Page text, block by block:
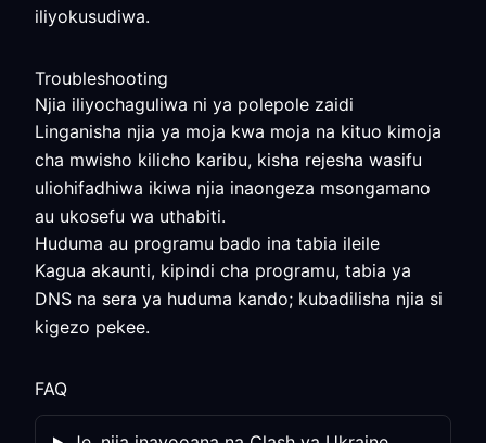
iliyokusudiwa.
Troubleshooting
Njia iliyochaguliwa ni ya polepole zaidi
Linganisha njia ya moja kwa moja na kituo kimoja
cha mwisho kilicho karibu, kisha rejesha wasifu
uliohifadhiwa ikiwa njia inaongeza msongamano
au ukosefu wa uthabiti.
Huduma au programu bado ina tabia ileile
Kagua akaunti, kipindi cha programu, tabia ya
DNS na sera ya huduma kando; kubadilisha njia si
kigezo pekee.
FAQ